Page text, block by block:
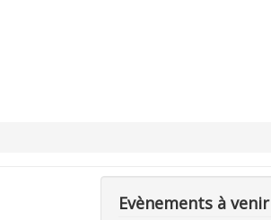
Evènements à venir